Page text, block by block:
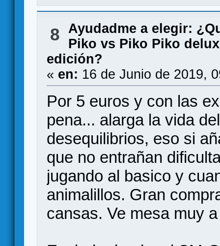
8 Ayudadme a elegir:
Piko vs Piko Piko
edición?
« en: 16 de Junio de 2019,
Por 5 euros y con las
pena... alarga la vida
desequilibrios, eso si
que no entrañan
jugando al basico y
animalillos. Gran
cansas. Ve mesa muy